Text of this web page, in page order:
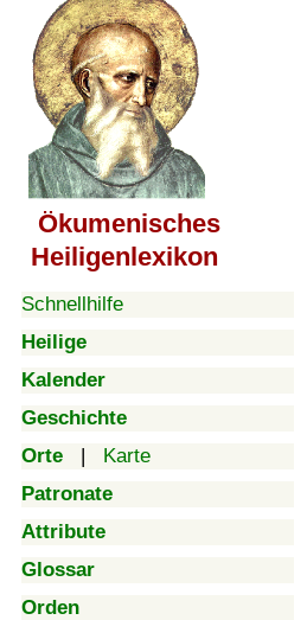
Ökumenisches
Heiligenlexikon
Schnellhilfe
Heilige
Kalender
Geschichte
Orte | Karte
Patronate
Attribute
Glossar
Orden